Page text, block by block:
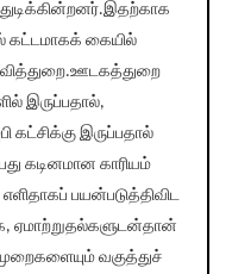
கட்டமாகக் கையில்
இருப்பதால்,
கட்சிக்கு இருப்பதால்
கடினமான காரியம்
பயன்படுத்திவிட
ஏமாற்றுதல்களுடன்தான்
வகுத்துச்